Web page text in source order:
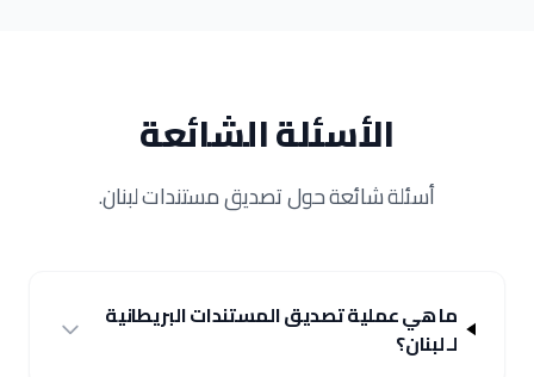
الأسئلة الشائعة
أسئلة شائعة حول تصديق مستندات لبنان.
ما هي عملية تصديق المستندات البريطانية
لـ لبنان؟